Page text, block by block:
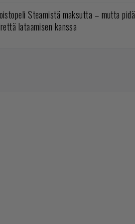
Steamistä maksutta – mutta pidä
lataamisen kanssa